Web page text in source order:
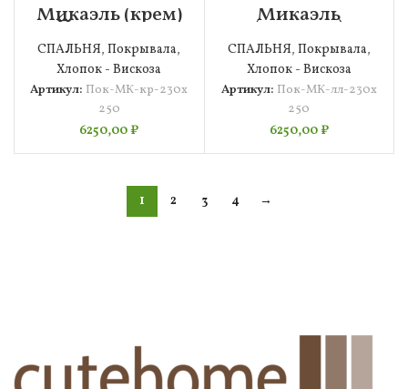
Микаэль (крем)
Покрывало
230х250
СПАЛЬНЯ,Покрывала,
Хлопок - Вискоза
Артикул: Пок-МК-кр-230х
250
6250,00₽
Микаэль
(лиловое)
Покрывало
230х250
СПАЛЬНЯ, Покрывала,
Хлопок - Вискоза
Артикул: Пок-МК-лл-230х
250
6250,00₽
1 2 3 4 →